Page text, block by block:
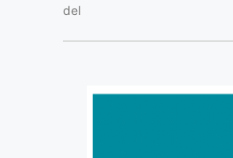
del